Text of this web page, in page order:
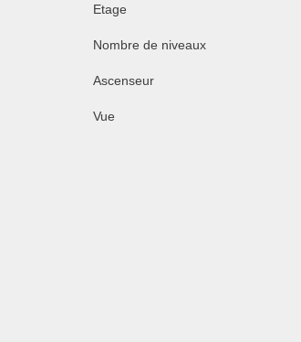
Etage
Nombre de niveaux
Ascenseur
Vue